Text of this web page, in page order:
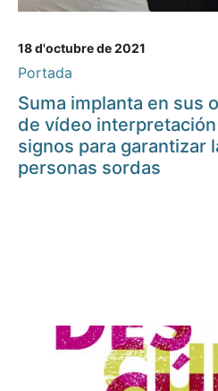
18 d'octubre de 2021
Portada
Suma implanta en sus
de vídeo
signos para garantizar
personas sordas